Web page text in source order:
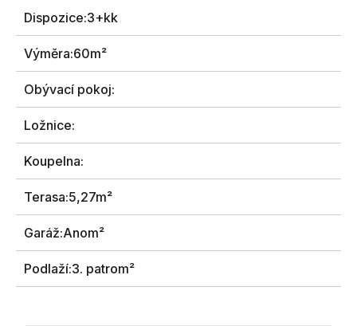
Dispozice:3+kk
Výměra:60m²
Obývací pokoj:
Ložnice:
Koupelna:
Terasa:5,27m²
Garáž:Anom²
Podlaží:3. patrom²